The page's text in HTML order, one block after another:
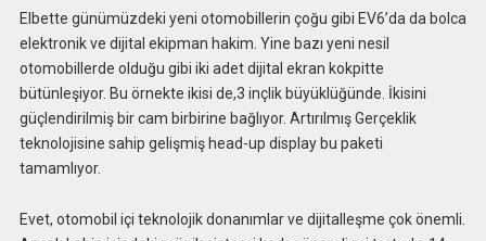
Elbette günümüzdeki yeni otomobillerin çoğu gibi EV6’da da bolca
elektronik ve dijital ekipman hakim. Yine bazı yeni nesil
otomobillerde olduğu gibi iki adet dijital ekran kokpitte
bütünleşiyor. Bu örnekte ikisi de,3 inçlik büyüklüğünde. İkisini
güçlendirilmiş bir cam birbirine bağlıyor. Artırılmış Gerçeklik
teknolojisine sahip gelişmiş head-up display bu paketi
tamamlıyor.
Evet, otomobil içi teknolojik donanımlar ve dijitalleşme çok önemli.